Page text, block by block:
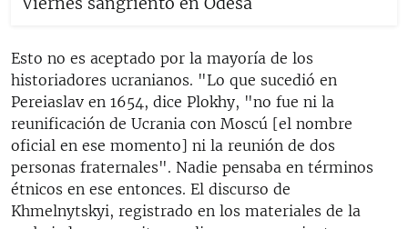
Esto no es aceptado por la mayoría de los
historiadores ucranianos. "Lo que sucedió en
Pereiaslav en 1654, dice Plokhy, "no fue ni la
reunificación de Ucrania con Moscú [el nombre
oficial en ese momento] ni la reunión de dos
personas fraternales". Nadie pensaba en términos
étnicos en ese entonces. El discurso de
Khmelnytskyi, registrado en los materiales de la